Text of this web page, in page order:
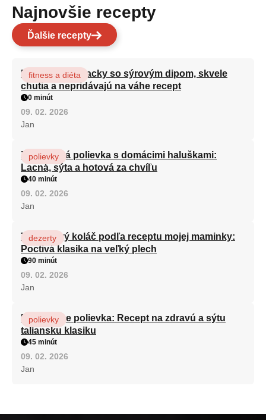
Najnovšie recepty
Ďalšie recepty
Brokolicové placky so sýrovým dipom, skvele
chutia a nepridávajú na váhe recept
fitness a diéta
0 minút
09. 02. 2026
Jan
Zeleninová polievka s domácimi haluškami:
Lacná, sýta a hotová za chvíľu
polievky
40 minút
09. 02. 2026
Jan
Tvarohový koláč podľa receptu mojej maminky:
Poctivá klasika na veľký plech
dezerty
90 minút
09. 02. 2026
Jan
Minestrone polievka: Recept na zdravú a sýtu
taliansku klasiku
polievky
45 minút
09. 02. 2026
Jan